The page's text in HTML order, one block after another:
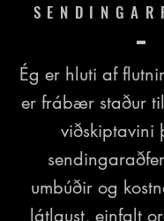
Ég er hluti af
er frábær staður
viðskiptavini
umbúðir og
látlaust, einfalt